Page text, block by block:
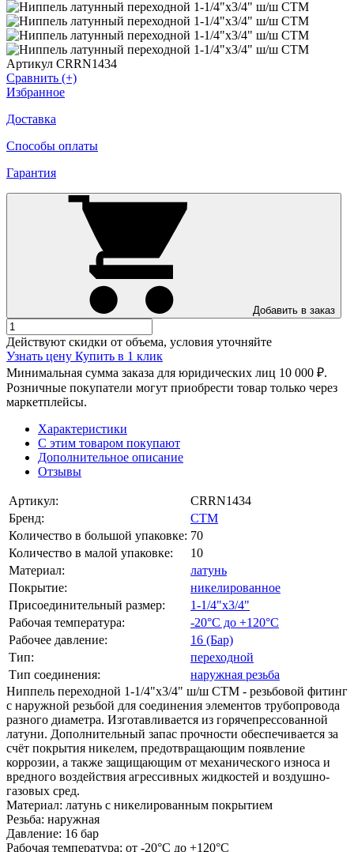
Артикул CRRN1434
Сравнить (+)
Избранное
Доставка
Способы оплаты
Гарантия
Добавить в заказ
Действуют скидки от объема, условия уточняйте
Узнать цену Купить в 1 клик
Минимальная сумма заказа для юридических лиц 10 000 ₽.
Розничные покупатели могут приобрести товар только через
маркетплейсы.
Характеристики
С этим товаром покупают
Дополнительное описание
Отзывы
Артикул:
CRRN1434
Бренд:
СТМ
Количество в большой упаковке: 70
Количество в малой упаковке:
10
Материал:
латунь
Покрытие:
никелированное
Присоединительный размер:
1-1/4"х3/4"
Рабочая температура:
-20°С до +120°С
Рабочее давление:
16 (Бар)
Тип:
переходной
Тип соединения:
наружная резьба
Ниппель переходной 1-1/4"х3/4" ш/ш CTM - резьбовой фитинг
с наружной резьбой для соединения элементов трубопровода
разного диаметра. Изготавливается из горячепрессованной
латуни. Дополнительный запас прочности обеспечивается за
счёт покрытия никелем, предотвращающим появление
коррозии, а также защищающим от механического износа и
вредного воздействия агрессивных жидкостей и воздушно-
газовых сред.
Материал: латунь с никелированным покрытием
Резьба: наружная
Давление: 16 бар
Рабочая температура: от -20°С до +120°С